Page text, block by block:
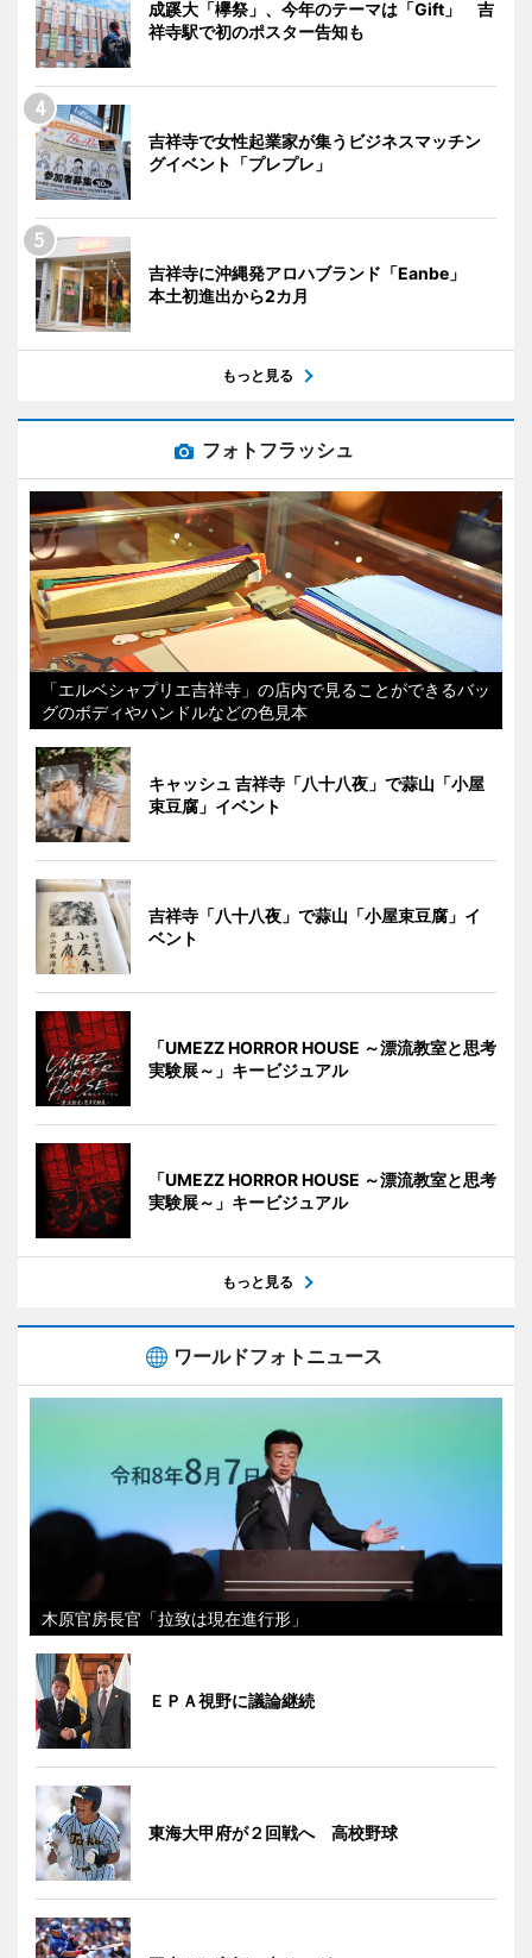
成蹊大「欅祭」、今年のテーマは「Gift」 吉
祥寺駅で初のポスター告知も
吉祥寺で女性起業家が集うビジネスマッチン
グイベント「プレプレ」
吉祥寺に沖縄発アロハブランド「Eanbe」
本土初進出から2カ月
もっと見る
フォトフラッシュ
「エルベシャプリエ吉祥寺」の店内で見ることができるバッ
グのボディやハンドルなどの色見本
キャッシュ 吉祥寺「八十八夜」で蒜山「小屋
束豆腐」イベント
吉祥寺「八十八夜」で蒜山「小屋束豆腐」イ
ベント
「UMEZZ HORROR HOUSE ～漂流教室と思考
実験展～」キービジュアル
「UMEZZ HORROR HOUSE ～漂流教室と思考
実験展～」キービジュアル
もっと見る
ワールドフォトニュース
木原官房長官「拉致は現在進行形」
ＥＰＡ視野に議論継続
東海大甲府が２回戦へ 高校野球